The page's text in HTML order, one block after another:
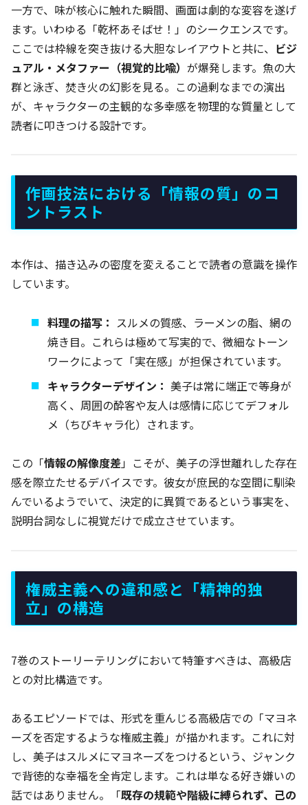
一方で、味が核心に触れた瞬間、画面は劇的な変容を遂げ
ます。いわゆる「乾杯あそばせ！」のシークエンスです。
ここでは枠線を突き抜ける大胆なレイアウトと共に、 ビジ
ュアル・メタファー（視覚的比喩） が爆発します。魚の大
群と泳ぎ、焚き火の幻影を見る。この過剰なまでの演出
が、キャラクターの主観的な多幸感を物理的な質量として
読者に叩きつける設計です。
作画技法における「情報の質」のコ
ントラスト
本作は、描き込みの密度を変えることで読者の意識を操作
しています。
料理の描写： スルメの質感、ラーメンの脂、網の
焼き目。これらは極めて写実的で、微細なトーン
ワークによって「実在感」が担保されています。
キャラクターデザイン： 美子は常に端正で等身が
高く、周囲の酔客や友人は感情に応じてデフォル
メ（ちびキャラ化）されます。
この「情報の解像度差」こそが、美子の浮世離れした存在
感を際立たせるデバイスです。彼女が庶民的な空間に馴染
んでいるようでいて、決定的に異質であるという事実を、
説明台詞なしに視覚だけで成立させています。
権威主義への違和感と「精神的独
立」の構造
7巻のストーリーテリングにおいて特筆すべきは、高級店
との対比構造です。
あるエピソードでは、形式を重んじる高級店での「マヨネ
ーズを否定するような権威主義」が描かれます。これに対
し、美子はスルメにマヨネーズをつけるという、ジャンク
で背徳的な幸福を全肯定します。これは単なる好き嫌いの
話ではありません。「既存の規範や階級に縛られず、己の